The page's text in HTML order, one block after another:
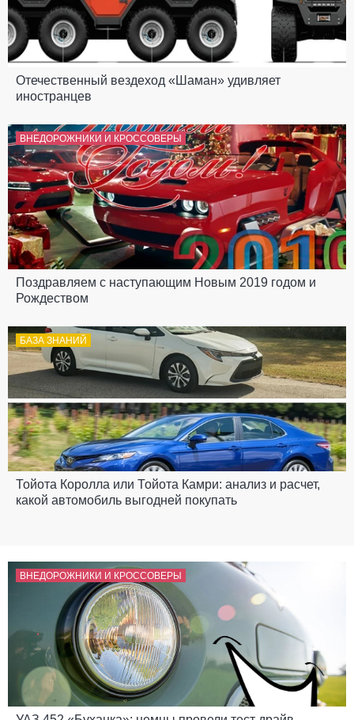
Отечественный вездеход «Шаман» удивляет
иностранцев
ВНЕДОРОЖНИКИ И КРОССОВЕРЫ
Поздравляем с наступающим Новым 2019 годом и
Рождеством
БАЗА ЗНАНИЙ
Тойота Королла или Тойота Камри: анализ и расчет,
какой автомобиль выгодней покупать
ВНЕДОРОЖНИКИ И КРОССОВЕРЫ